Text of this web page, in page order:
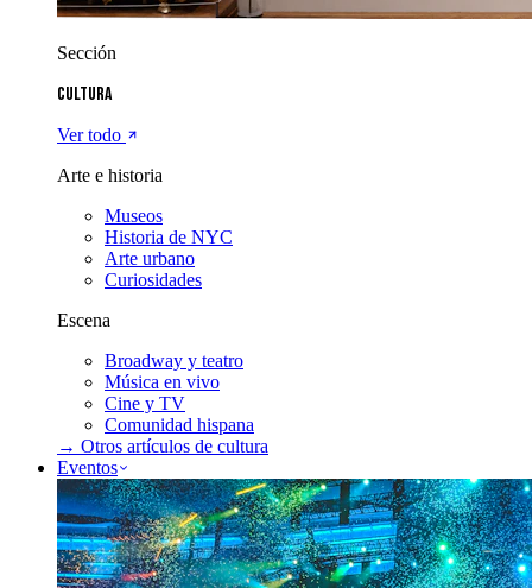
Sección
Cultura
Ver todo
Arte e historia
Museos
Historia de NYC
Arte urbano
Curiosidades
Escena
Broadway y teatro
Música en vivo
Cine y TV
Comunidad hispana
→ Otros artículos de cultura
Eventos